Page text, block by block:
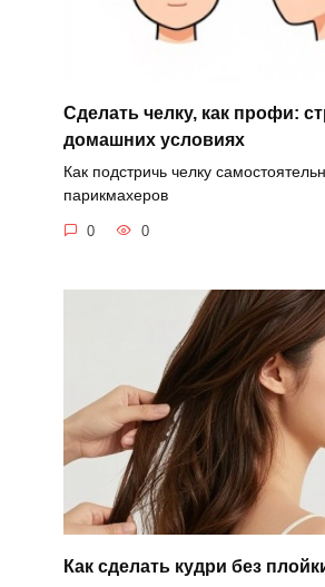
Сделать челку, как профи:
домашних условиях
Как подстричь челку
парикмахеров
0 0
Как сделать кудри без